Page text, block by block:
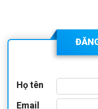
Họ tên
Email